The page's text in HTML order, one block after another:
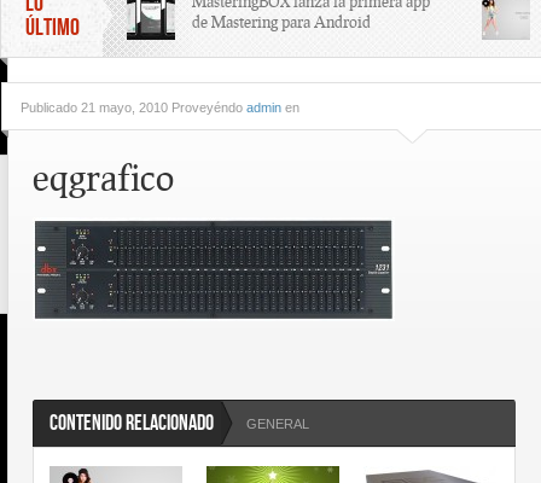
ÚLTIMO
de Mastering para Android
line gratis!
Tutorial de CLA Effects, aprende a
aplicar efectos a tus voces.
Publicado 21 mayo, 2010 Proveyéndo admin en
eqgrafico
CONTENIDO RELACIONADO GENERAL